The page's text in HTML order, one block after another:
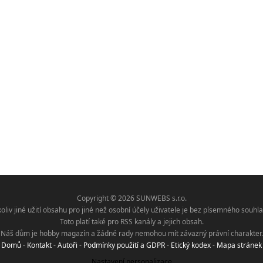
Copyright © 2026 SUNWEBS s.r.o.
jiné užití obsahu pro jiné než osobní účely uživatele je bez písemného
Toto platí také pro RSS kanály a jejich obsah.
Náš dům je hobby magazín a žádné rady nemohou mít závazný právní charakter.
Domů- Kontakt-Autoři - Podmínky použití a GDPR- Etický kodex- Mapa stránek